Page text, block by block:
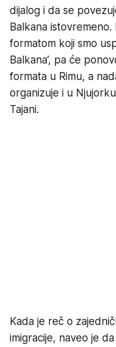
dijalog i da se
Balkana
formatom koji smo
Balkana’, pa će
formata u Rimu, a
organizuje i u
Tajani.
Kada je reč o
imigracije, naveo je